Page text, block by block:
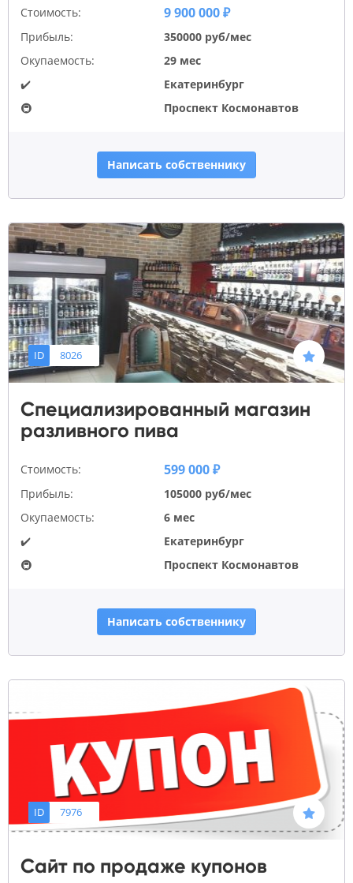
Стоимость: 9 900 000 ₽
Прибыль:
350000 руб/мес
Окупаемость:
29 мес
✔️
Екатеринбург
🚇
Проспект Космонавтов
Написать собственнику
ID 8026
Специализированный магазин
разливного пива
Стоимость: 599 000 ₽
Прибыль:
105000 руб/мес
Окупаемость:
6 мес
✔️
Екатеринбург
🚇
Проспект Космонавтов
Написать собственнику
ID 7976
Сайт по продаже купонов